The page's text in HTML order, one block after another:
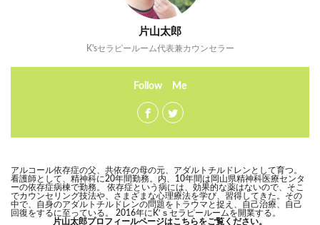
片山太郎
K'sセラピールーム代表兼カウンセラー
Follow Me
アルコール依存症の父、共依存の母の元、アダルトチルドレンとして育つ。
看護師として、精神科に20年間勤務。内、10年間は岡山県精神科医療センタ
ーの依存症病棟で勤務。 依存症という病には、効果的な薬はないので、そこ
でカウンセリング技法や、さまざまな心理療法を学び、習得してきた。その
中で、自身のアダルトチルドレンの問題をトラウマと捉え、自己治療、自己
回復をするに至っている。 2016年にK‘ｓセラピールームを開業する。
片山太郎プロフィールページはこちらをご覧ください。